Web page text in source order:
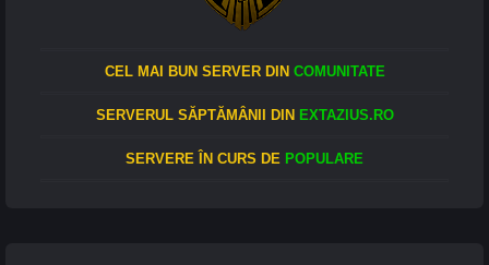
CEL MAI BUN SERVER DIN COMUNITATE
SERVERUL SĂPTĂMÂNII DIN EXTAZIUS.RO
SERVERE ÎN CURS DE POPULARE